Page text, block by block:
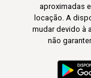
aproximadas
locação. A
mudar devido à
não